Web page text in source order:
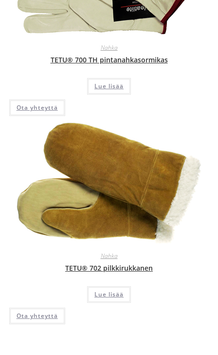
Nahka
TETU® 700 TH pintanahkasormikas
Lue lisää
Ota yhteyttä
Nahka
TETU® 702 pilkkirukkanen
Lue lisää
Ota yhteyttä